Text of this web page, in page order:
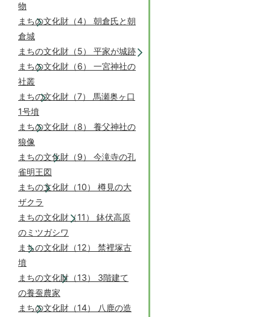
物
まちの文化財（4） 朝倉氏と朝
倉城
まちの文化財（5） 平家が城跡
まちの文化財（6） 一宮神社の
社叢
まちの文化財（7） 馬瀬奥ヶ口
1号墳
まちの文化財（8） 養父神社の
狼像
まちの文化財（9） 今滝寺の孔
雀明王図
まちの文化財（10） 樽見の大
ザクラ
まちの文化財（11） 鉢伏高原
のミツガシワ
まちの文化財（12） 禁裡塚古
墳
まちの文化財（13） 3階建て
の養蚕農家
まちの文化財（14） 八鹿の造